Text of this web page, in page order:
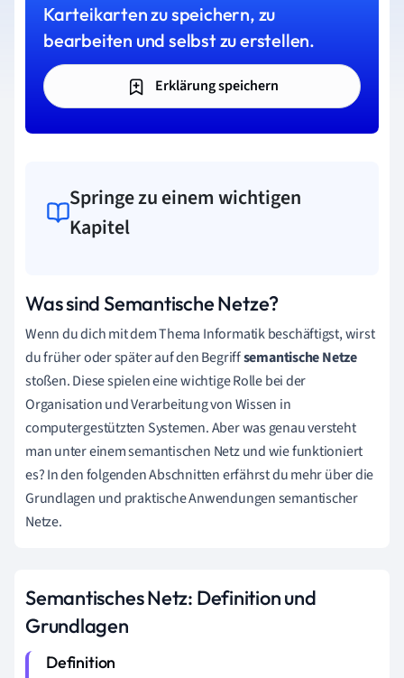
Karteikarten zu speichern, zu
bearbeiten und selbst zu erstellen.
Erklärung speichern
Springe zu einem wichtigen
Kapitel
Was sind Semantische Netze?
Wenn du dich mit dem Thema Informatik beschäftigst, wirst
du früher oder später auf den Begriffsemantische Netze
stoßen. Diese spielen eine wichtige Rolle bei der
Organisation und Verarbeitung von Wissen in
computergestützten Systemen. Aber was genau versteht
man unter einem semantischen Netz und wie funktioniert
es? In den folgenden Abschnitten erfährst du mehr über die
Grundlagen und praktische Anwendungen semantischer
Netze.
Semantisches Netz: Definition und
Grundlagen